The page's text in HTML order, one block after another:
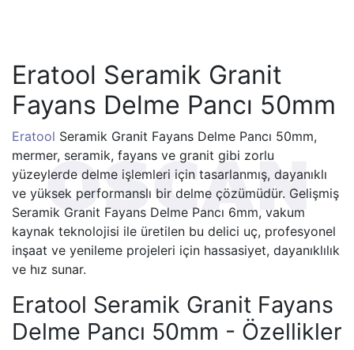
Eratool Seramik Granit
Fayans Delme Pancı 50mm
Eratool Seramik Granit Fayans Delme Pancı 50mm,
mermer, seramik, fayans ve granit gibi zorlu
yüzeylerde delme işlemleri için tasarlanmış, dayanıklı
ve yüksek performanslı bir delme çözümüdür. Gelişmiş
Seramik Granit Fayans Delme Pancı 6mm, vakum
kaynak teknolojisi ile üretilen bu delici uç, profesyonel
inşaat ve yenileme projeleri için hassasiyet, dayanıklılık
ve hız sunar.
Eratool Seramik Granit Fayans
Delme Pancı 50mm - Özellikler